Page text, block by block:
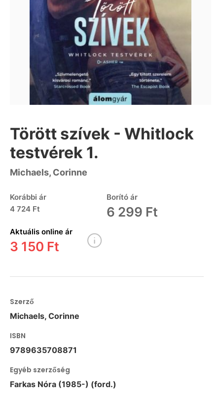
Törött szívek - Whitlock
testvérek 1.
Michaels, Corinne
Korábbi ár
4 724 Ft
Borító ár
6 299 Ft
Aktuális online ár
3 150 Ft
Szerző
Michaels, Corinne
ISBN
9789635708871
Egyéb szerzőség
Farkas Nóra (1985-) (ford.)